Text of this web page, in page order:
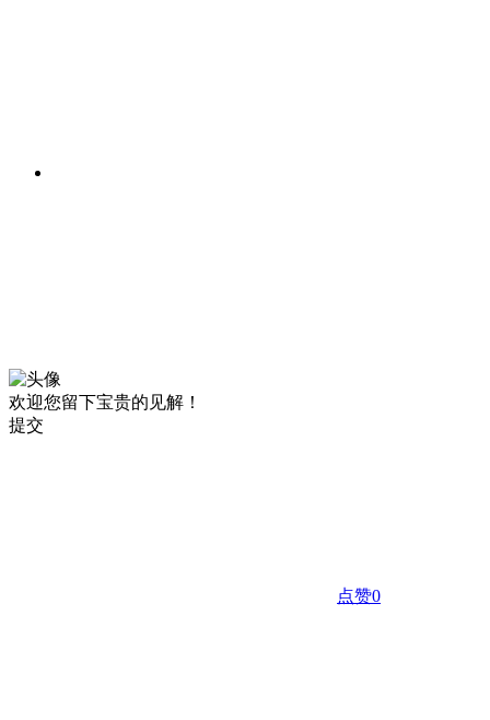
欢迎您留下宝贵的见解！
提交
点赞0